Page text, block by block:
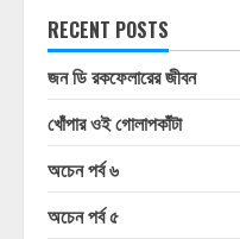
RECENT POSTS
জন ডি রকফেলারের জীবন
খোঁপার ওই গোলাপকাঁটা
অচেন পর্ব ৬
অচেন পর্ব ৫